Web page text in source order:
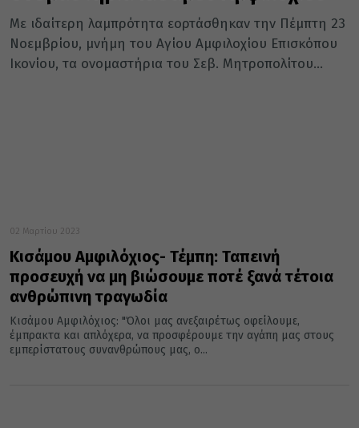
Με ιδαίτερη λαμπρότητα εορτάσθηκαν την Πέμπτη 23
Νοεμβρίου, μνήμη του Αγίου Αμφιλοχίου Επισκόπου
Ικονίου, τα ονομαστήρια του Σεβ. Μητροπολίτου...
02 Μαρτίου 2023
Κισάμου Αμφιλόχιος- Τέμπη: Ταπεινή
προσευχή να μη βιώσουμε ποτέ ξανά τέτοια
ανθρώπινη τραγωδία
Κισάμου Αμφιλόχιος: "Όλοι μας ανεξαιρέτως οφείλουμε,
έμπρακτα και απλόχερα, να προσφέρουμε την αγάπη μας στους
εμπερίστατους συνανθρώπους μας, ο...